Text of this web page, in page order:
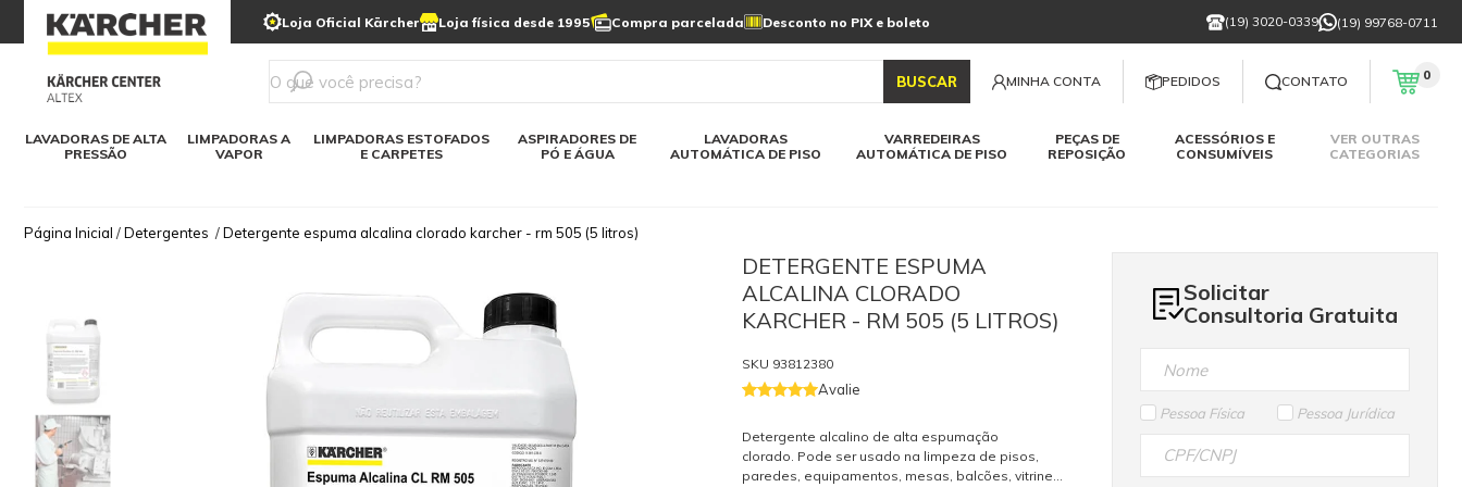
Loja Oficial Kärcher Loja física desde 1995 Compra parcelada Desconto no PIX e boleto (19) 3020-0339 (19) 99768-0711
BUSCAR MINHA CONTA PEDIDOS CONTATO 0
LAVADORAS DE ALTA
PRESSÃO
Detergentes
Linha a bateria
LIMPADORAS A
VAPOR
LIMPADORAS ESTOFADOS
E CARPETES
ASPIRADORES DE
PÓ E ÁGUA
Linha a bateria
LAVADORAS
AUTOMÁTICA DE PISO
VARREDEIRAS
AUTOMÁTICA DE PISO
PEÇAS DE
REPOSIÇÃO
Lavadoras automática
Varredeiras automática
ACESSÓRIOS E
CONSUMÍVEIS
Varredeiras automática
VER OUTRAS
CATEGORIAS
Kärcher para o lar Soluções digitais
Limpeza de painel
solar
Página Inicial /Detergentes /Detergente espuma alcalina clorado karcher - rm 505 (5 litros)
DETERGENTE ESPUMA
ALCALINA CLORADO
KARCHER - RM 505 (5 LITROS)
SKU 93812380
Avalie
Detergente alcalino de alta espumação
clorado. Pode ser usado na limpeza de pisos,
paredes, equipamentos, mesas, balcões, vitrines
Solicitar
Consultoria Gratuita
Pessoa Física Pessoa Jurídica